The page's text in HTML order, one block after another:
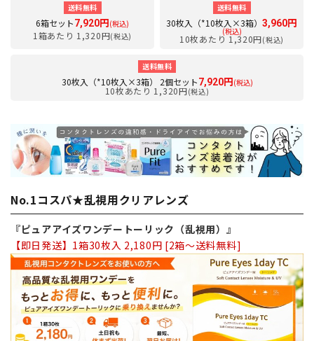
送料無料
6箱セット7,920円 (税込)
1箱あたり 1,320円(税込)
送料無料
30枚入（*10枚入×3箱） 3,960円
(税込)
10枚あたり 1,320円(税込)
送料無料
30枚入（*10枚入×3箱） 2個セット7,920円 (税込)
10枚あたり 1,320円(税込)
No.1コスパ★乱視用クリアレンズ
『ピュアアイズワンデートーリック（乱視用）』
【即日発送】1箱30枚入 2,180円 [2箱～送料無料]